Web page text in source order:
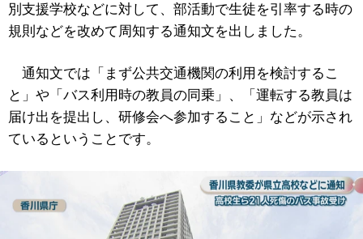
別支援学校などに対して、部活動で生徒を引率する時の
規則などを改めて周知する通知文を出しました。
通知文では「まず公共交通機関の利用を検討するこ
と」や「バス利用時の教員の同乗」、「運転する教員は
届け出を提出し、研修会へ参加すること」などが示され
ているということです。